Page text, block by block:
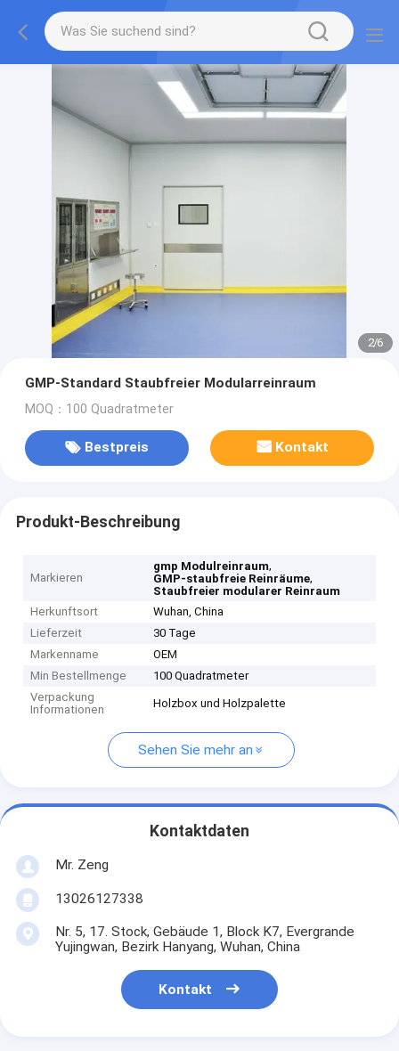
2/6
GMP-Standard Staubfreier Modularreinraum
MOQ：100 Quadratmeter
Bestpreis Kontakt
Produkt-Beschreibung
Markieren
gmp Modulreinraum,
GMP-staubfreie Reinräume,
Staubfreier modularer Reinraum
Herkunftsort
Wuhan, China
Lieferzeit
30 Tage
Markenname
OEM
Min Bestellmenge
100 Quadratmeter
Verpackung
Informationen
Holzbox und Holzpalette
Sehen Sie mehr an
Kontaktdaten
Mr. Zeng
13026127338
Nr. 5, 17. Stock, Gebäude 1, Block K7, Evergrande
Yujingwan, Bezirk Hanyang, Wuhan, China
Kontakt